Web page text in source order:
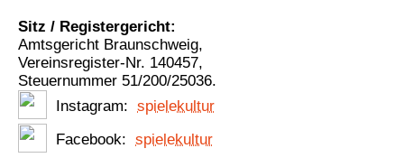
Sitz / Registergericht:
Amtsgericht Braunschweig,
Vereinsregister-Nr. 140457,
Steuernummer 51/200/25036.
Instagram: spielekultur
Facebook: spielekultur